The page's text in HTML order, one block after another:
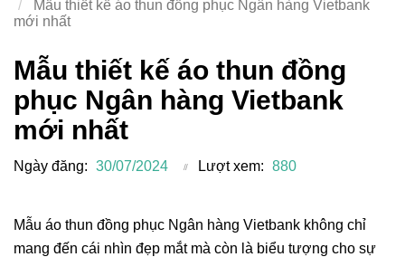
Mẫu thiết kế áo thun đồng
phục Ngân hàng Vietbank
mới nhất
Ngày đăng: 30/07/2024 Lượt xem: 880
Mẫu áo thun đồng phục Ngân hàng Vietbank không chỉ
mang đến cái nhìn đẹp mắt mà còn là biểu tượng cho sự
Mẫu thiết kế áo thun đồng phục Ngân hàng Vietbank
mới nhất